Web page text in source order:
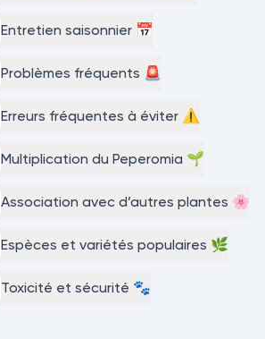
Entretien saisonnier 📅
Problèmes fréquents 🚨
Erreurs fréquentes à éviter ⚠️
Multiplication du Peperomia 🌱
Association avec d’autres plantes 🌸
Espèces et variétés populaires 🌿
Toxicité et sécurité 🐾